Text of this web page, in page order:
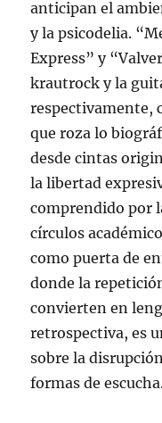
anticipan el
y la psicodelia.
Express” y
krautrock y la
respectivamente,
que roza lo
desde cintas
la libertad
comprendido por
círculos
como puerta de
donde la
convierten en
retrospectiva, es
sobre la
formas de